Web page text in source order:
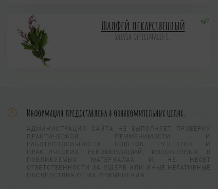
Шалфей лекарственный
Salvia officinalis L.
Информация предоставлена в ознакомительных целях.
АДМИНИСТРАЦИЯ САЙТА НЕ ВЫПОЛНЯЕТ ПРОВЕРКУ
ПРАКТИЧЕСКОЙ ПРИМЕНИМОСТИ И
РАБОТОСПОСОБНОСТИ СОВЕТОВ, РЕЦЕПТОВ И
ПРАКТИЧЕСКИХ РЕКОМЕНДАЦИЙ, ИЗЛОЖЕННЫХ В
ПУБЛИКУЕМЫХ МАТЕРИАЛАХ И НЕ НЕСЕТ
ОТВЕТСТВЕННОСТИ ЗА УЩЕРБ ИЛИ ИНЫЕ НЕГАТИВНЫЕ
ПОСЛЕДСТВИЯ ОТ ИХ ПРИМЕНЕНИЯ.